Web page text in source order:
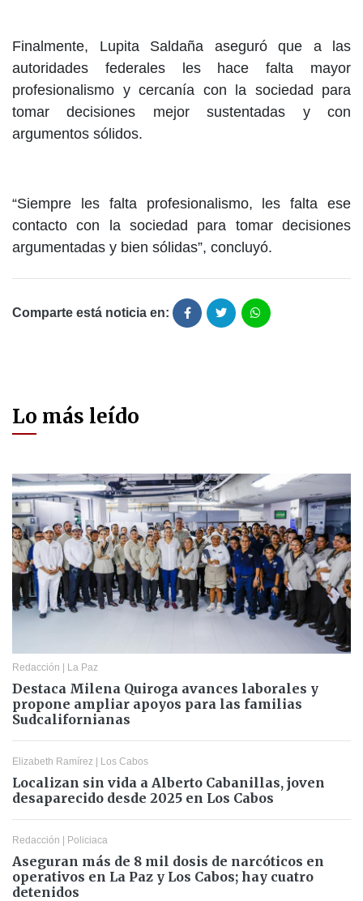
Finalmente, Lupita Saldaña aseguró que a las
autoridades federales les hace falta mayor
profesionalismo y cercanía con la sociedad para
tomar decisiones mejor sustentadas y con
argumentos sólidos.
“Siempre les falta profesionalismo, les falta ese
contacto con la sociedad para tomar decisiones
argumentadas y bien sólidas”, concluyó.
Comparte está noticia en:
Lo más leído
Redacción | La Paz
Destaca Milena Quiroga avances laborales y
propone ampliar apoyos para las familias
Sudcalifornianas
Elizabeth Ramírez | Los Cabos
Localizan sin vida a Alberto Cabanillas, joven
desaparecido desde 2025 en Los Cabos
Redacción | Policiaca
Aseguran más de 8 mil dosis de narcóticos en
operativos en La Paz y Los Cabos; hay cuatro
detenidos